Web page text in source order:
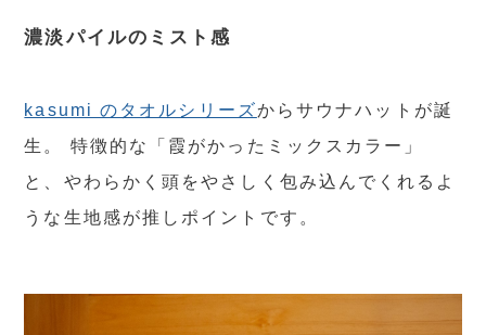
濃淡パイルのミスト感
kasumi のタオルシリーズからサウナハットが誕
生。 特徴的な「霞がかったミックスカラー」
と、やわらかく頭をやさしく包み込んでくれるよ
うな生地感が推しポイントです。